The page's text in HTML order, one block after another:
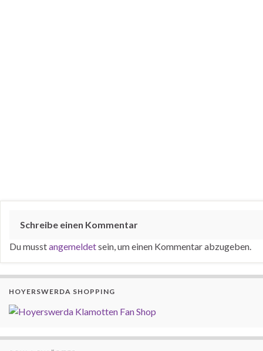
Schreibe einen Kommentar
Du musstangemeldetsein, um einen Kommentar abzugeben.
HOYERSWERDA SHOPPING